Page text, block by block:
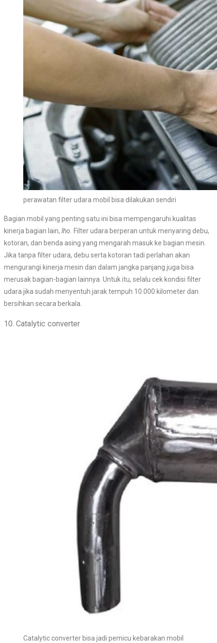
perawatan filter udara mobil bisa dilakukan sendiri
Bagian mobil yang penting satu ini bisa mempengaruhi kualitas
kinerja bagian lain, lho. Filter udara berperan untuk menyaring debu,
kotoran, dan benda asing yang mengarah masuk ke bagian mesin.
Jika tanpa filter udara, debu serta kotoran tadi perlahan akan
mengurangi kinerja mesin dan dalam jangka panjang juga bisa
merusak bagian-bagian lainnya. Untuk itu, selalu cek kondisi filter
udara jika sudah menyentuh jarak tempuh 10.000 kilometer dan
bersihkan secara berkala.
10. Catalytic converter
Catalytic converter bisa jadi pemicu kebarakan mobil